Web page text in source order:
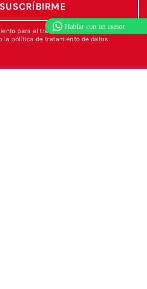
SUSCRÍBIRME
para el tratamiento de datos personales
la política de tratamiento de datos